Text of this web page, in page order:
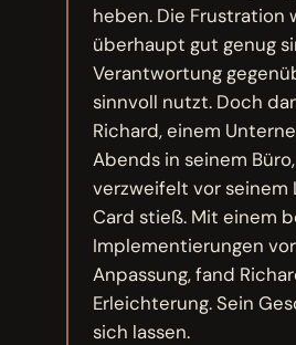
heben. Die Frustration
überhaupt gut genug
Verantwortung
sinnvoll nutzt. Doch
Richard, einem
Abends in seinem
verzweifelt vor seinem
Card stieß. Mit einem
Implementierungen
Anpassung, fand
Erleichterung. Sein
sich lassen.